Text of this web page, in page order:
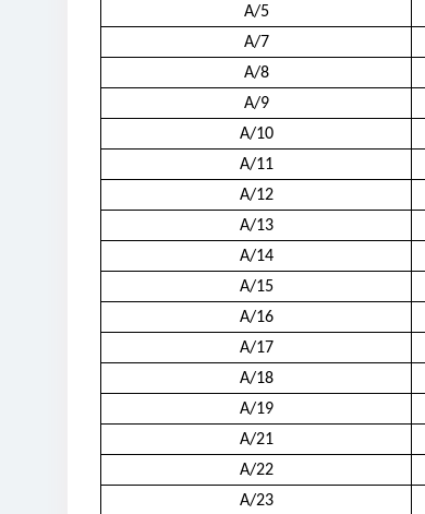
A/5
A/7
A/8
A/9
A/10
A/11
A/12
A/13
A/14
A/15
A/16
A/17
A/18
A/19
A/21
A/22
A/23